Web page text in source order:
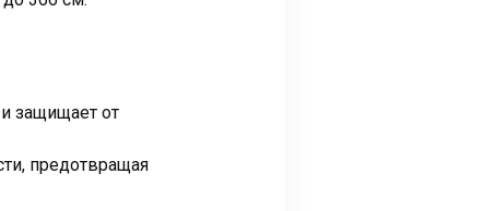
защищает от
предотвращая